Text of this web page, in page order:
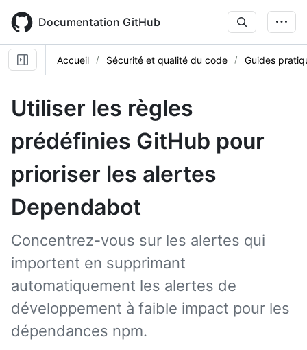
main
content
Documentation GitHub
Accueil Sécurité et qualité du code Guides
Utiliser les règles
prédéfinies GitHub pour
prioriser les alertes
Dependabot
Concentrez-vous sur les alertes qui
importent en supprimant
automatiquement les alertes de
développement à faible impact pour les
dépendances npm.